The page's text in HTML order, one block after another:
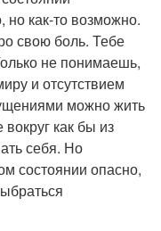
но как-то возможно.
свою боль. Тебе
не понимаешь,
и отсутствием
можно жить
как бы из
себя. Но
состоянии опасно,